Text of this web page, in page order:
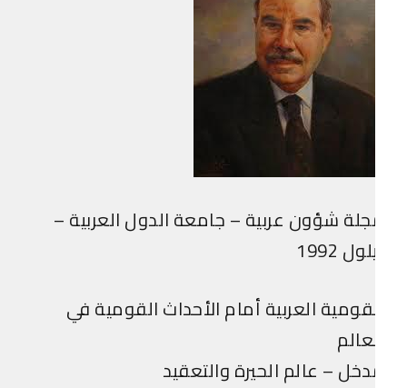
شؤون عربية – جامعة الدول العربية –
1992
العربية أمام الأحداث القومية في
– عالم الحيرة والتعقيد